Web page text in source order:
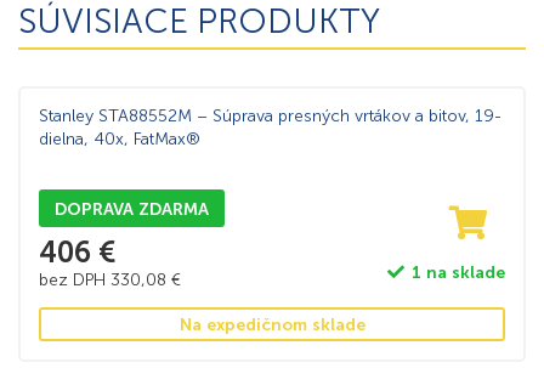
SÚVISIACE PRODUKTY
Stanley STA88552M – Súprava presných vrtákov a bitov, 19-
dielna, 40x, FatMax®
DOPRAVA ZDARMA
406 €
bez DPH 330,08 € 1 na sklade
Na expedičnom sklade